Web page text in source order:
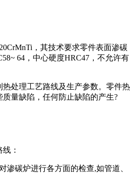
，其技术要求零件表面渗碳
64，中心硬度HRC47，不允许有
热处理工艺路线及生产参数。零件热
量缺陷，任何防止缺陷的产生?
：
渗碳炉进行各方面的检查,如管道、